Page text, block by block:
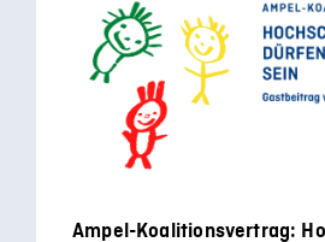
Ampel-Koalitionsvertrag: